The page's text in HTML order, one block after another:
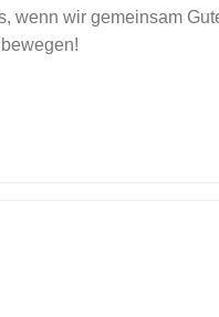
wenn wir gemeinsam